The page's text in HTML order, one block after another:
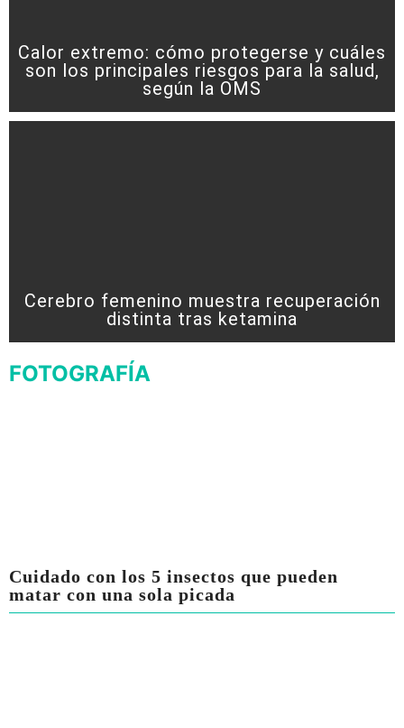
Calor extremo: cómo protegerse y cuáles
son los principales riesgos para la salud,
según la OMS
Cerebro femenino muestra recuperación
distinta tras ketamina
FOTOGRAFÍA
Cuidado con los 5 insectos que pueden
matar con una sola picada